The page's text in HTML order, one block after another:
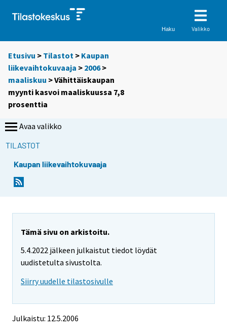
Haku Valikko
Etusivu > Tilastot > Kaupan
liikevaihtokuvaaja > 2006>
maaliskuu > Vähittäiskaupan
myynti kasvoi maaliskuussa 7,8
prosenttia
Avaa valikko
TILASTOT
Kaupan liikevaihtokuvaaja
Tämä sivu on arkistoitu.
5.4.2022 jälkeen julkaistut tiedot löydät
uudistetulta sivustolta.
Siirry uudelle tilastosivulle
Julkaistu: 12.5.2006